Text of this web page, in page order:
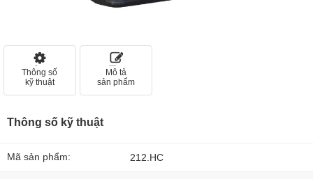
Thông số
kỹ thuật
Mô tả
sản phẩm
Thông số kỹ thuật
Mã sản phẩm: 212.HC